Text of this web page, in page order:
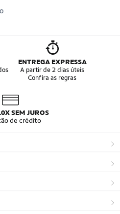
ENTREGA EXPRESSA
A partir de 2 dias úteis
Confira as regras
SEM JUROS
de crédito